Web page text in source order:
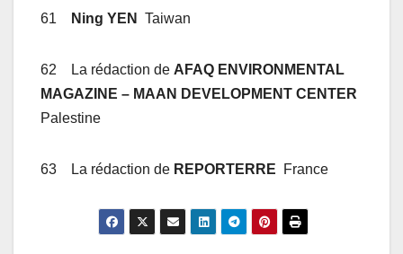
61 Ning YEN Taiwan
62 La rédaction de AFAQ ENVIRONMENTAL
MAGAZINE – MAAN DEVELOPMENT CENTER
Palestine
63 La rédaction de REPORTERRE France